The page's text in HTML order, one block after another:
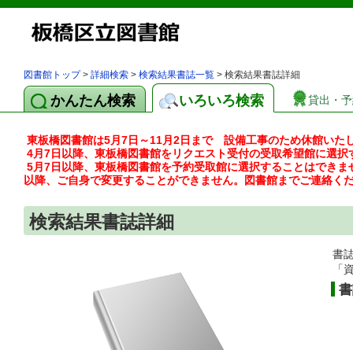
図書館トップ> 詳細検索 > 検索結果書誌一覧 > 検索結果書誌詳細
かんたん検索 いろいろ検索 貸出・
東板橋図書館は5月7日～11月2日まで 設備工事のため休館いた
4月7日以降、東板橋図書館をリクエスト受付の受取希望館に選択
5月7日以降、東板橋図書館を予約受取館に選択することはでき
以降、ご自身で変更することができません。図書館までご連絡く
検索結果書誌詳細
書
「